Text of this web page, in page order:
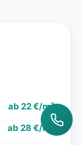
ab 22 €/m²
ab 28 €/m²